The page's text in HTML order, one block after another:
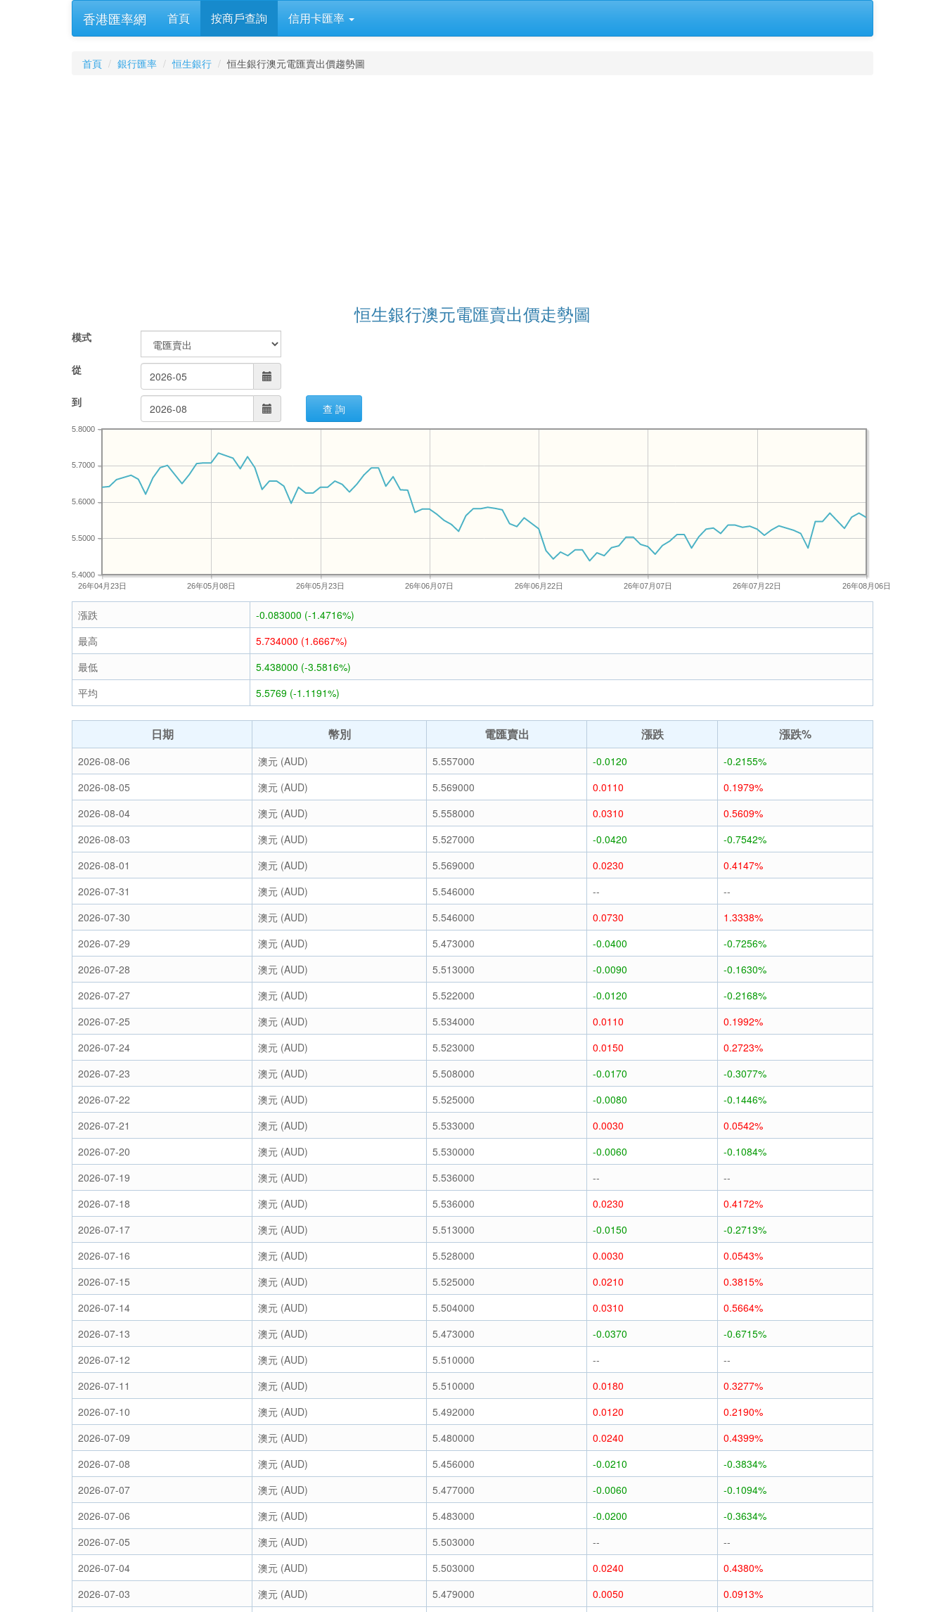
香港匯率網 首頁 按商戶查詢 信用卡匯率
首頁 銀行匯率 恒生銀行 恒生銀行澳元電匯賣出價趨勢圖
恒生銀行澳元電匯賣出價走勢圖
模式
從
到 查 詢
26年04月23日 26年05月08日 26年05月23日 26年06月07日 26年06月22日 26年07月07日 26年07月22日 26年08月06日
5.4000
5.5000
5.6000
5.7000
5.8000
漲跌
-0.083000 (-1.4716%)
最高
5.734000 (1.6667%)
最低
5.438000 (-3.5816%)
平均
5.5769 (-1.1191%)
日期 幣別 電匯賣出 漲跌 漲跌%
2026-08-06 澳元 (AUD) 5.557000 -0.0120
-0.2155%
2026-08-05
澳元 (AUD) 5.569000 0.0110
0.1979%
2026-08-04
澳元 (AUD) 5.558000 0.0310
0.5609%
2026-08-03
澳元 (AUD) 5.527000 -0.0420
-0.7542%
2026-08-01
澳元 (AUD) 5.569000 0.0230
0.4147%
2026-07-31
澳元 (AUD) 5.546000 --
--
2026-07-30
澳元 (AUD) 5.546000 0.0730
1.3338%
2026-07-29
澳元 (AUD) 5.473000 -0.0400
-0.7256%
2026-07-28
澳元 (AUD) 5.513000 -0.0090
-0.1630%
2026-07-27
澳元 (AUD) 5.522000 -0.0120
-0.2168%
2026-07-25
澳元 (AUD) 5.534000 0.0110
0.1992%
2026-07-24
澳元 (AUD) 5.523000 0.0150
0.2723%
2026-07-23
澳元 (AUD) 5.508000 -0.0170
-0.3077%
2026-07-22
澳元 (AUD) 5.525000 -0.0080
-0.1446%
2026-07-21
澳元 (AUD) 5.533000 0.0030
0.0542%
2026-07-20
澳元 (AUD) 5.530000 -0.0060
-0.1084%
2026-07-19
澳元 (AUD) 5.536000 --
--
2026-07-18
澳元 (AUD) 5.536000 0.0230
0.4172%
2026-07-17
澳元 (AUD) 5.513000 -0.0150
-0.2713%
2026-07-16
澳元 (AUD) 5.528000 0.0030
0.0543%
2026-07-15
澳元 (AUD) 5.525000 0.0210
0.3815%
2026-07-14
澳元 (AUD) 5.504000 0.0310
0.5664%
2026-07-13
澳元 (AUD) 5.473000 -0.0370
-0.6715%
2026-07-12
澳元 (AUD) 5.510000 --
--
2026-07-11
澳元 (AUD) 5.510000 0.0180
0.3277%
2026-07-10
澳元 (AUD) 5.492000 0.0120
0.2190%
2026-07-09
澳元 (AUD) 5.480000 0.0240
0.4399%
2026-07-08
澳元 (AUD) 5.456000 -0.0210
-0.3834%
2026-07-07
澳元 (AUD) 5.477000 -0.0060
-0.1094%
2026-07-06
澳元 (AUD) 5.483000 -0.0200
-0.3634%
2026-07-05
澳元 (AUD) 5.503000 --
--
2026-07-04
澳元 (AUD) 5.503000 0.0240
0.4380%
2026-07-03
澳元 (AUD) 5.479000 0.0050
0.0913%